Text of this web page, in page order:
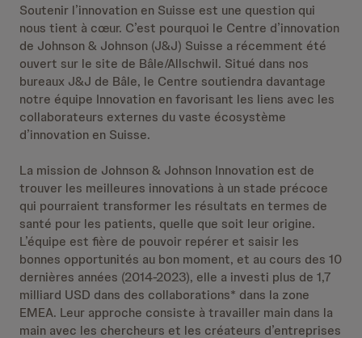
Soutenir l’innovation en Suisse est une question qui
nous tient à cœur. C’est pourquoi le Centre d’innovation
de Johnson & Johnson (J&J) Suisse a récemment été
ouvert sur le site de Bâle/Allschwil. Situé dans nos
bureaux J&J de Bâle, le Centre soutiendra davantage
notre équipe Innovation en favorisant les liens avec les
collaborateurs externes du vaste écosystème
d’innovation en Suisse.
La mission de Johnson & Johnson Innovation est de
trouver les meilleures innovations à un stade précoce
qui pourraient transformer les résultats en termes de
santé pour les patients, quelle que soit leur origine.
L’équipe est fière de pouvoir repérer et saisir les
bonnes opportunités au bon moment, et au cours des 10
dernières années (2014-2023), elle a investi plus de 1,7
milliard USD dans des collaborations* dans la zone
EMEA. Leur approche consiste à travailler main dans la
main avec les chercheurs et les créateurs d’entreprises